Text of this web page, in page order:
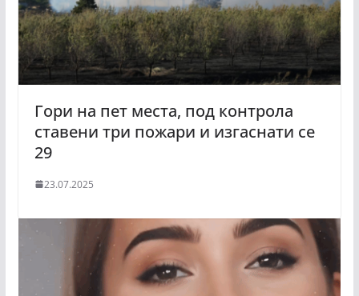
Гори на пет места, под контрола
ставени три пожари и изгаснати се
29
23.07.2025